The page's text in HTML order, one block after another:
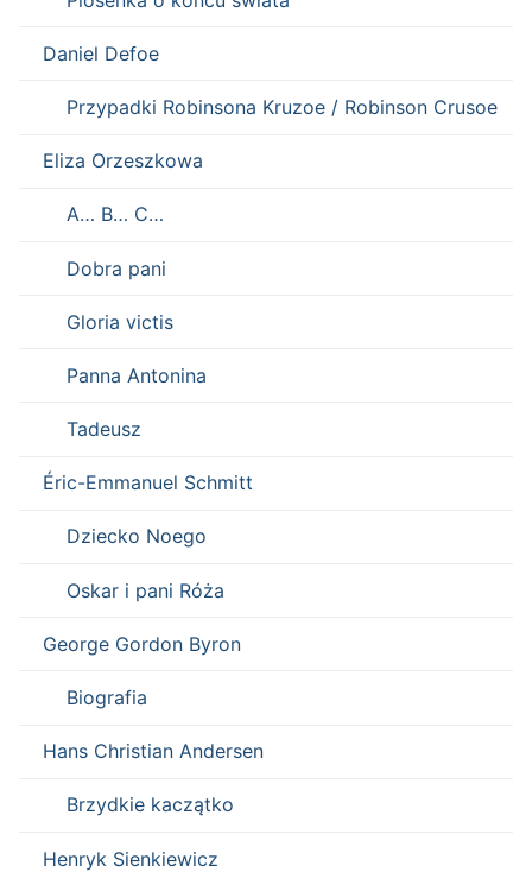
Daniel Defoe
Przypadki Robinsona Kruzoe / Robinson Crusoe
Eliza Orzeszkowa
A… B… C…
Dobra pani
Gloria victis
Panna Antonina
Tadeusz
Éric-Emmanuel Schmitt
Dziecko Noego
Oskar i pani Róża
George Gordon Byron
Biografia
Hans Christian Andersen
Brzydkie kaczątko
Henryk Sienkiewicz